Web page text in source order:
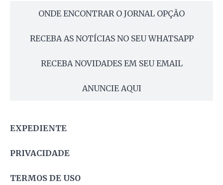
ONDE ENCONTRAR O JORNAL OPÇÃO
RECEBA AS NOTÍCIAS NO SEU WHATSAPP
RECEBA NOVIDADES EM SEU EMAIL
ANUNCIE AQUI
EXPEDIENTE
PRIVACIDADE
TERMOS DE USO